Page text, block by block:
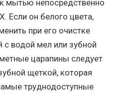
мытью непосредственно
Если он белого цвета,
при его очистке
с водой мел или зубной
царапины следует
щеткой, которая
труднодоступные